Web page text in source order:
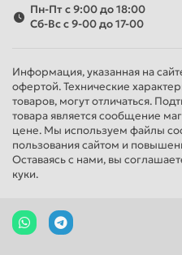
Пн-Пт с 9:00 до 18:00
Сб-Вс с 9-00 до 17-00
Информация, указанная на
офертой. Технические
товаров, могут отличаться.
товара является сообщение
цене. Мы используем файлы
пользования сайтом и
Оставаясь с нами, вы
куки.